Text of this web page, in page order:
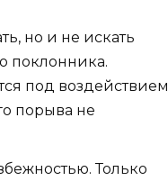
но и не искать
поклонника.
под воздействием
порыва не
Только